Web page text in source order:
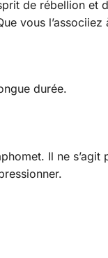
de rébellion
vous
durée.
Il ne s’agit